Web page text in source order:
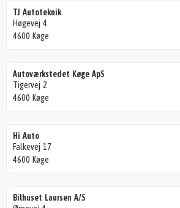
TJ Autoteknik
Høgevej 4
4600 Køge
Autoværkstedet Køge ApS
Tigervej 2
4600 Køge
Hi Auto
Falkevej 17
4600 Køge
Bilhuset Laursen A/S